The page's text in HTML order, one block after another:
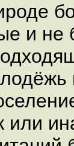
и не
или